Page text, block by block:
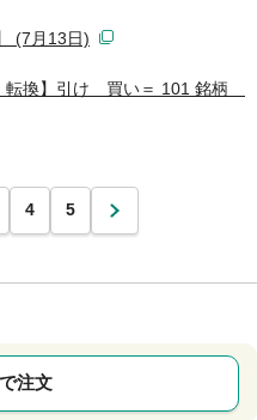
(7月13日)
転換】引け 買い＝ 101 銘柄
4 5 次
注文